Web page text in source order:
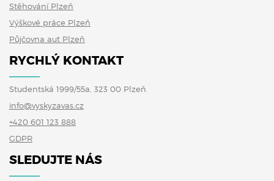
Stěhování Plzeň
Výškové práce Plzeň
Půjčovna aut Plzeň
RYCHLÝ KONTAKT
Studentská 1999/55a, 323 00 Plzeň
info@vyskyzavas.cz
+420 601 123 888
GDPR
SLEDUJTE NÁS